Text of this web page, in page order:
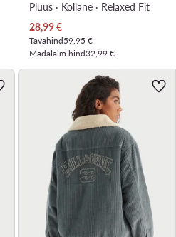
Pluus · Kollane · Relaxed Fit
Praegune hind
28,99€
Tavahind59,95 €
Madalaim hind32,99 €